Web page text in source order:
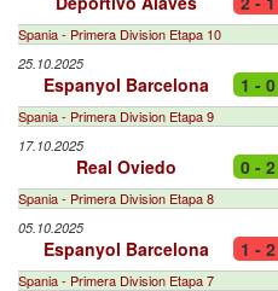
Spania - Primera Division Etapa 10
25.10.2025
Espanyol Barcelona 1 - 0
Spania - Primera Division Etapa 9
17.10.2025
Real Oviedo 0 - 2
Spania - Primera Division Etapa 8
05.10.2025
Espanyol Barcelona 1 - 2
Spania - Primera Division Etapa 7